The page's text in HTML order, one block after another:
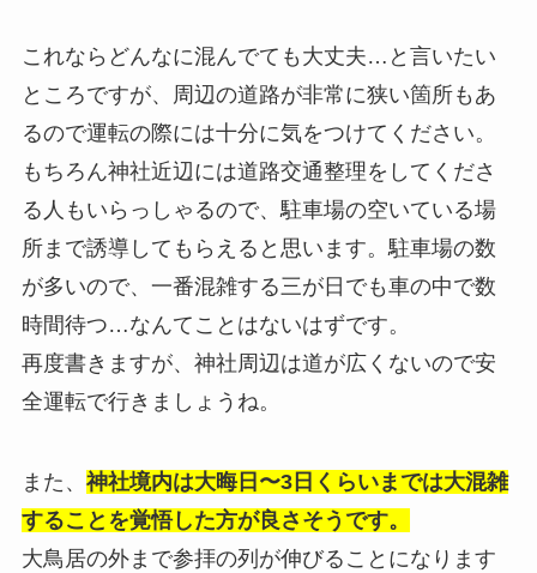
これならどんなに混んでても大丈夫…と言いたい
ところですが、周辺の道路が非常に狭い箇所もあ
るので運転の際には十分に気をつけてください。
もちろん神社近辺には道路交通整理をしてくださ
る人もいらっしゃるので、駐車場の空いている場
所まで誘導してもらえると思います。駐車場の数
が多いので、一番混雑する三が日でも車の中で数
時間待つ…なんてことはないはずです。
再度書きますが、神社周辺は道が広くないので安
全運転で行きましょうね。
また、 神社境内は大晦日〜3日くらいまでは大混雑
することを覚悟した方が良さそうです。
大鳥居の外まで参拝の列が伸びることになります